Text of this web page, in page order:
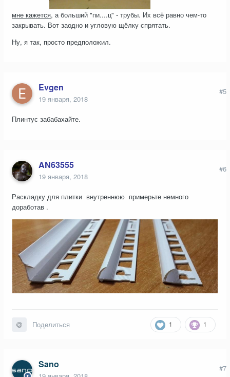
мне кажется, а больший "пи....ц" - трубы. Их всё равно чем-то
закрывать. Вот заодно и угловую щёлку спрятать.
Ну, я так, просто предположил.
Evgen
19 января, 2018
#5
Плинтус забабахайте.
AN63555
19 января, 2018
#6
Раскладку для плитки внутреннюю примерьте немного
доработав .
1 1
Поделиться
Sano #7